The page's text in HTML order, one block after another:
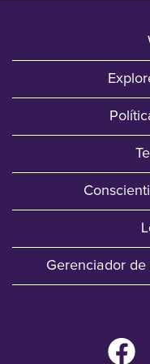
Gerenciador
b